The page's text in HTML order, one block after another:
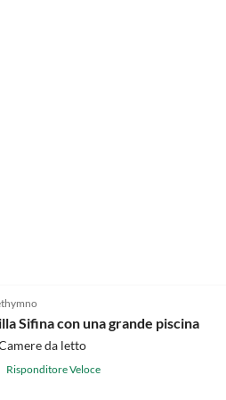
Sifina con una grande piscina
da letto
Risponditore Veloce